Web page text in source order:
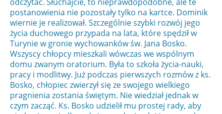
postanowienia nie pozostały tylko na kartce. Dominik
wiernie je realizował. Szczególnie szybki rozwój jego
życia duchowego przypada na lata, które spędził w
Turynie w gronie wychowanków św. Jana Bosko.
Wszyscy chłopcy mieszkali wówczas we wspólnym
domu zwanym oratorium. Była to szkoła życia-nauki,
pracy i modlitwy. Już podczas pierwszych rozmów z ks.
Bosko, chłopiec zwierzył się ze swojego wielkiego
pragnienia zostania świętym. Nie wiedział jednak w
czym zacząć. Ks. Bosko udzielił mu prostej rady, aby